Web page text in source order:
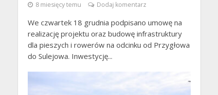
8 miesięcy temu Dodaj komentarz
We czwartek 18 grudnia podpisano umowę na
realizację projektu oraz budowę infrastruktury
dla pieszych i rowerów na odcinku od Przygłowa
do Sulejowa. Inwestycję...